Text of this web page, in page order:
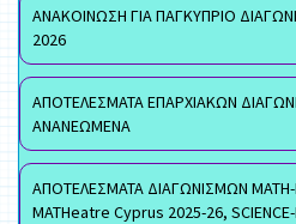
ΑΝΑΚΟΙΝΩΣΗ ΓΙΑ ΠΑΓΚΥΠΡΙΟ
2026
ΑΠΟΤΕΛΕΣΜΑΤΑ ΕΠΑΡΧΙΑΚΩΝ
ΑΝΑΝΕΩΜΕΝΑ
ΑΠΟΤΕΛΕΣΜΑΤΑ ΔΙΑΓΩΝΙΣΜΩΝ
MATHeatre Cyprus 2025-26,